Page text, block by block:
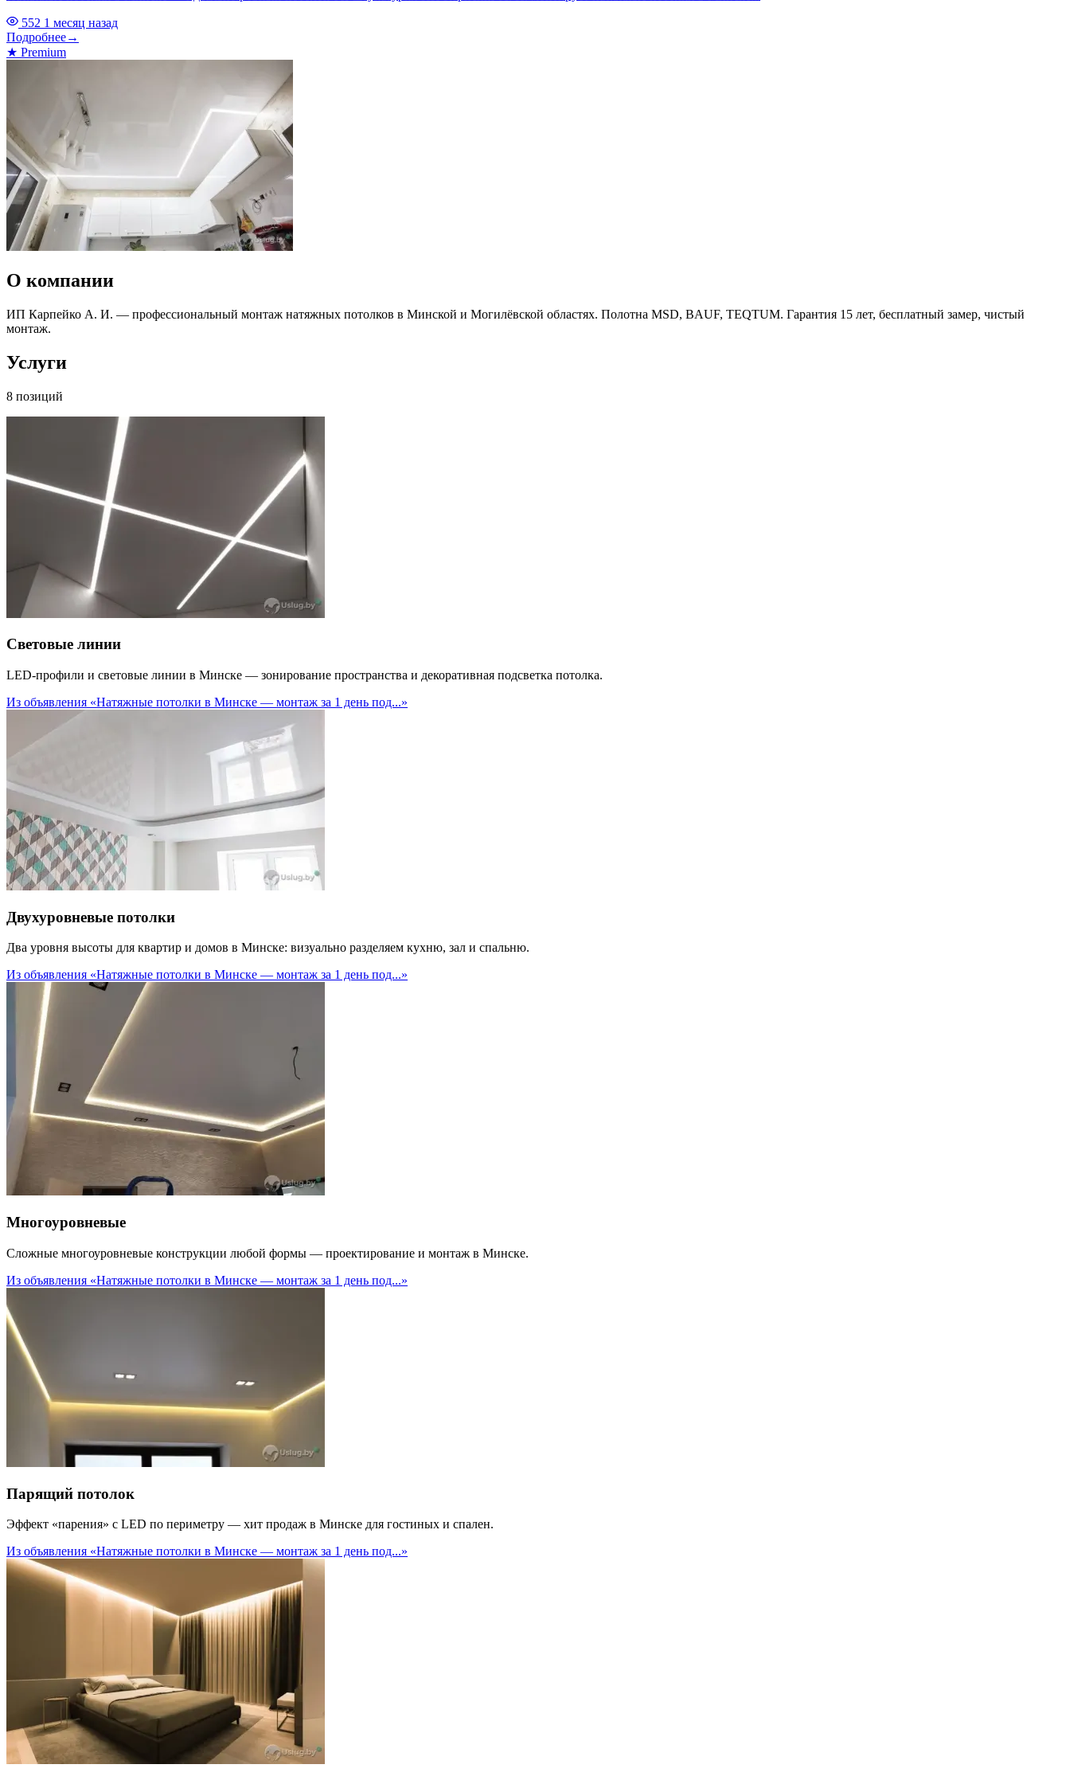
552 1 месяц назад
Подробнее→
★ Premium
О компании
ИП Карпейко А. И. — профессиональный монтаж натяжных потолков в Минской и Могилёвской областях. Полотна MSD, BAUF, TEQTUM. Гарантия 15 лет, бесплатный замер, чистый
монтаж.
Услуги
8 позиций
Световые линии
LED-профили и световые линии в Минске — зонирование пространства и декоративная подсветка потолка.
Из объявления «Натяжные потолки в Минске — монтаж за 1 день под...»
Двухуровневые потолки
Два уровня высоты для квартир и домов в Минске: визуально разделяем кухню, зал и спальню.
Из объявления «Натяжные потолки в Минске — монтаж за 1 день под...»
Многоуровневые
Сложные многоуровневые конструкции любой формы — проектирование и монтаж в Минске.
Из объявления «Натяжные потолки в Минске — монтаж за 1 день под...»
Парящий потолок
Эффект «парения» с LED по периметру — хит продаж в Минске для гостиных и спален.
Из объявления «Натяжные потолки в Минске — монтаж за 1 день под...»